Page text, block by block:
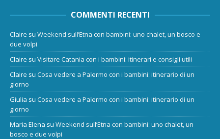
COMMENTI RECENTI
Claire su Weekend sull’Etna con bambini: uno chalet, un bosco e
due volpi
Claire su Visitare Catania con i bambini: itinerari e consigli utili
Claire su Cosa vedere a Palermo con i bambini: itinerario di un
giorno
Giulia su Cosa vedere a Palermo con i bambini: itinerario di un
giorno
Maria Elena su Weekend sull’Etna con bambini: uno chalet, un
bosco e due volpi